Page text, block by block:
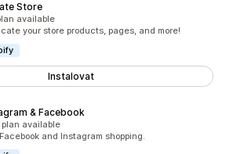
Store
110
available
your store products, pages, and more!
Instalovat
& Facebook
440
plan available
and Instagram shopping.